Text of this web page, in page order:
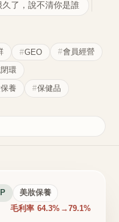
久了，說不清你是誰
GEO
會員經營
環
養
保健品
美妝保養
毛利率 64.3%→79.1%